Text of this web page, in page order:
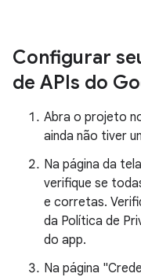
Configurar
de APIs do
Abra o projeto
ainda não tiver
Na página da
verifique se
e corretas.
da Política de
do app.
Na página